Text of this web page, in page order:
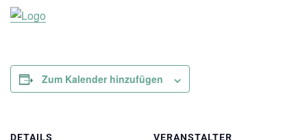
Zum Kalender hinzufügen
DETAILS VERANSTALTER